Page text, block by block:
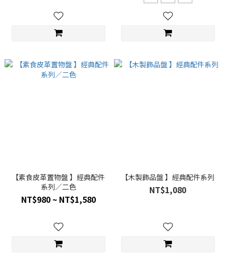
【素食皮革置物盤 】經典配件
系列／二色
NT$980 ~ NT$1,580
【木製飾品盤 】經典配件系列
NT$1,080